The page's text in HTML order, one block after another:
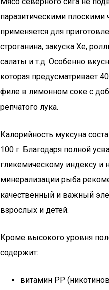
паразитическими
применяется для
строганина, закуска Хе,
салаты и т.д. Особенно
которая предусматривает
филе в лимонном соке с
репчатого лука.
Калорийность муксуна
100 г. Благодаря полной
гликемическому индексу и
минерализации рыба
качественный и важный
взрослых и детей.
Кроме высокого уровня
содержит:
витамин РР